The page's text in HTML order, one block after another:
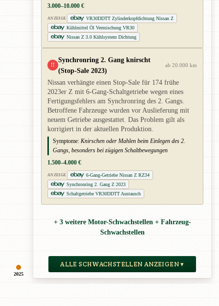
2025
3.000–10.000 €
ANZEIGE
VR30DDTT Zylinderkopfdichtung Nissan Z
Kühlmittel Öl Vermischung VR30
Nissan Z 3.0 Kühlsystem Dichtung
!!
Synchronring 2. Gang knirscht
(Stop-Sale 2023)
ab 20.000 km
Nissan verhängte einen Stop-Sale für 174 frühe
2023er Z mit 6-Gang-Schaltgetriebe wegen eines
Fertigungsfehlers am Synchronring des 2. Gangs.
Betroffene Fahrzeuge wurden vor Auslieferung mit
neuem Getriebe ausgestattet. Das Problem gilt als
korrigiert in der aktuellen Produktion.
Symptome: Knirschen oder Mahlen beim Einlegen des 2.
Gangs, besonders bei zügigen Schaltbewegungen
1.500–4.000 €
ANZEIGE
6-Gang-Getriebe Nissan Z RZ34
Synchronring 2. Gang Z 2023
Schaltgetriebe VR30DDTT Austausch
+ 3 weitere Motor-Schwachstellen + Fahrzeug-
Schwachstellen
ALLE SCHWACHSTELLEN ANZEIGEN ▾